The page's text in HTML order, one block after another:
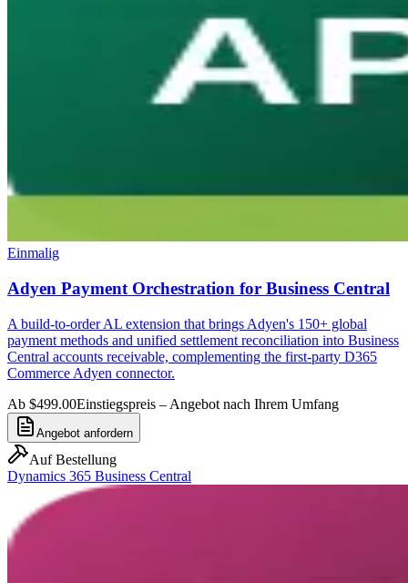
Einmalig
Adyen Payment Orchestration for Business Central
A build-to-order AL extension that brings Adyen's 150+ global
payment methods and unified settlement reconciliation into Business
Central accounts receivable, complementing the first-party D365
Commerce Adyen connector.
Ab $499.00Einstiegspreis – Angebot nach Ihrem Umfang
Angebot anfordern
Auf Bestellung
Dynamics 365 Business Central